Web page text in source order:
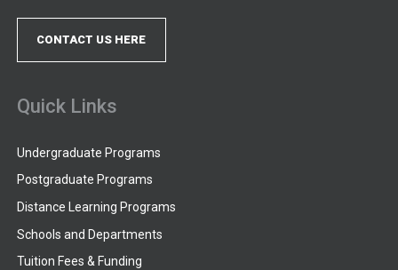
CONTACT US HERE
Quick Links
Undergraduate Programs
Postgraduate Programs
Distance Learning Programs
Schools and Departments
Tuition Fees & Funding